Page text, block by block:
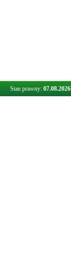
Stan prawny: 07.08.2026